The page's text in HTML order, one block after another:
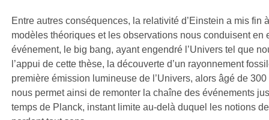
Entre autres conséquences, la relativité d’Einstein a mis fin
modèles théoriques et les observations nous conduisent en
événement, le big bang, ayant engendré l’Univers tel que
l’appui de cette thèse, la découverte d’un rayonnement
première émission lumineuse de l’Univers, alors âgé de
nous permet ainsi de remonter la chaîne des événements
temps de Planck, instant limite au-delà duquel les notions